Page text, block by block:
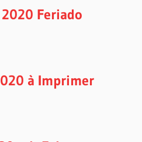
Feriado
à Imprimer